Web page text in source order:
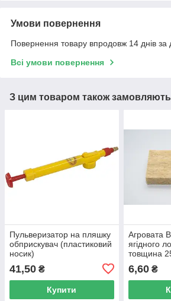
Умови повернення
Повернення товару впродовж 14 днів за
Всі умови повернення
З цим товаром також замовляють
Пульверизатор на пляшку
обприскувач (пластиковий
носик)
41,50 ₴
Купити
Агровата
ягідного
товщина
6,60₴